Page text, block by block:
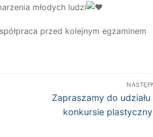
młodych ludzi
przed kolejnym egzaminem
Następny
wpis:
Zapraszamy do udziału
konkursie